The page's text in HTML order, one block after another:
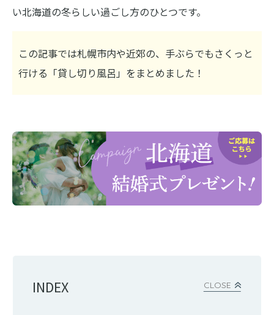
い北海道の冬らしい過ごし方のひとつです。
この記事では札幌市内や近郊の、手ぶらでもさくっと
行ける「貸し切り風呂」をまとめました！
CLOSE
INDEX